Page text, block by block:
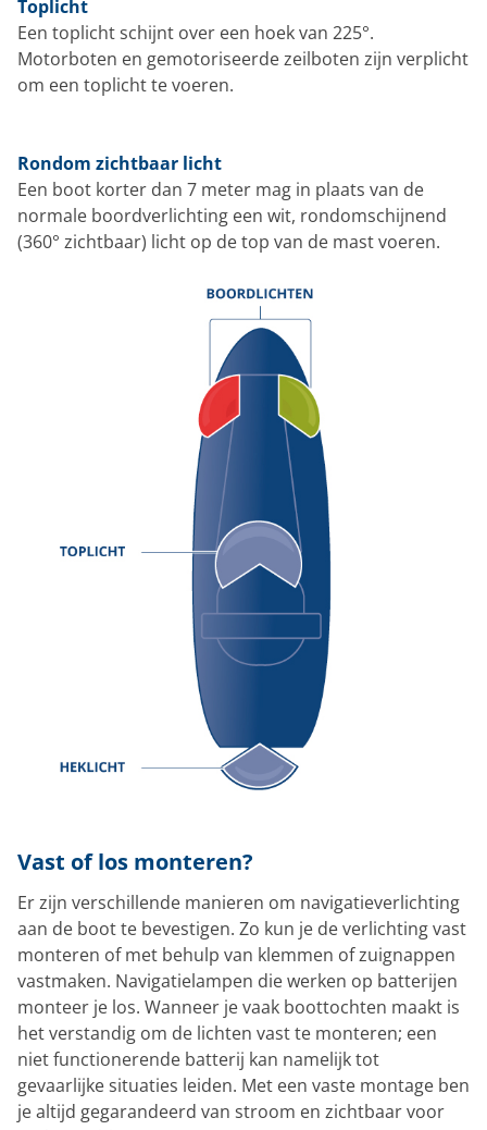
Toplicht
Een toplicht schijnt over een hoek van 225°.
Motorboten en gemotoriseerde zeilboten zijn verplicht
om een toplicht te voeren.
Rondom zichtbaar licht
Een boot korter dan 7 meter mag in plaats van de
normale boordverlichting een wit, rondomschijnend
(360° zichtbaar) licht op de top van de mast voeren.
Vast of los monteren?
Er zijn verschillende manieren om navigatieverlichting
aan de boot te bevestigen. Zo kun je de verlichting vast
monteren of met behulp van klemmen of zuignappen
vastmaken. Navigatielampen die werken op batterijen
monteer je los. Wanneer je vaak boottochten maakt is
het verstandig om de lichten vast te monteren; een
niet functionerende batterij kan namelijk tot
gevaarlijke situaties leiden. Met een vaste montage ben
je altijd gegarandeerd van stroom en zichtbaar voor